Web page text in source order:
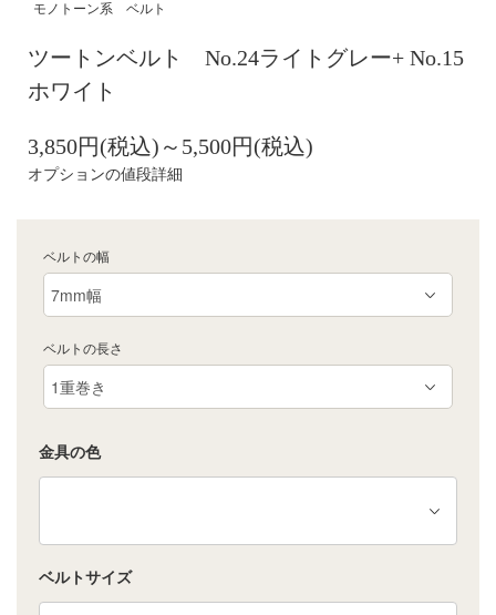
モノトーン系 ベルト
ツートンベルト No.24ライトグレー+ No.15
ホワイト
3,850円(税込)～5,500円(税込)
オプションの値段詳細
ベルトの幅
ベルトの長さ
金具の色
ベルトサイズ